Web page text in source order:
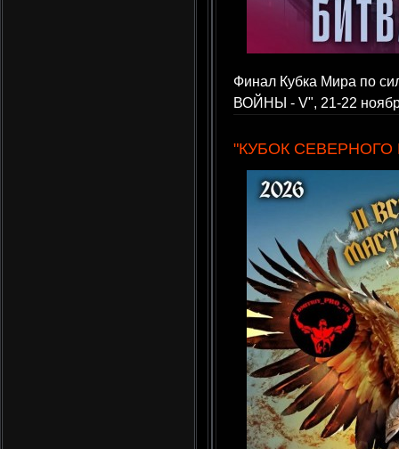
Финал Кубка Мира по
ВОЙНЫ - V", 21-22
"КУБОК СЕВЕРНОГО